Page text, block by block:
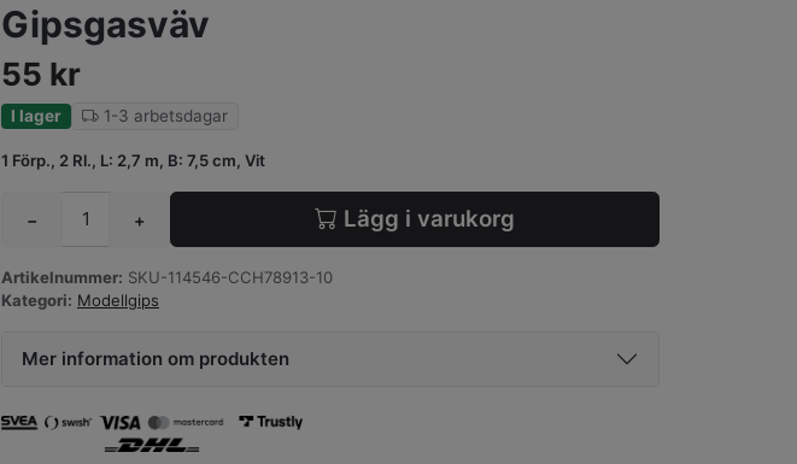
Gipsgasväv
55 kr
I lager 1-3 arbetsdagar
1 Förp., 2 Rl., L: 2,7 m, B: 7,5 cm, Vit
− + Lägg i varukorg
Artikelnummer: SKU-114546-CCH78913-10
Kategori: Modellgips
Mer information om produkten